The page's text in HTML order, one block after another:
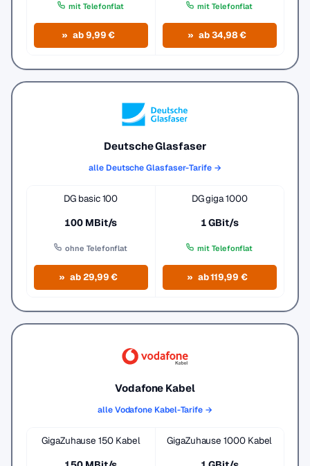
mit Telefonflat
ab 9,99 €
mit Telefonflat
ab 34,98 €
Deutsche Glasfaser
alle Deutsche Glasfaser-Tarife →
DG basic 100
100 MBit/s
ohne Telefonflat
ab 29,99 €
DG giga 1000
1 GBit/s
mit Telefonflat
ab 119,99 €
Vodafone Kabel
alle Vodafone Kabel-Tarife →
GigaZuhause 150 Kabel
GigaZuhause 1000 Kabel